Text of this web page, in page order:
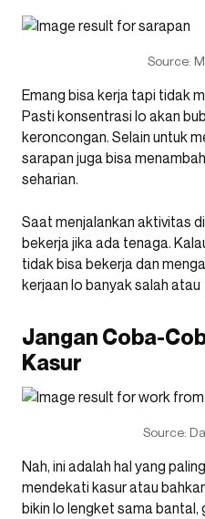
Source:
Emang bisa kerja tapi tidak
Pasti konsentrasi lo akan
keroncongan. Selain untuk
sarapan juga bisa
seharian.
Saat menjalankan aktivitas
bekerja jika ada tenaga.
tidak bisa bekerja dan
kerjaan lo banyak salah atau
Jangan Coba-
Kasur
Source:
Nah, ini adalah hal yang
mendekati kasur atau
bikin lo lengket sama bantal,